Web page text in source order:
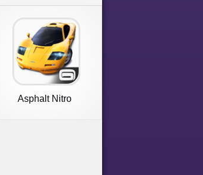
Asphalt Nitro